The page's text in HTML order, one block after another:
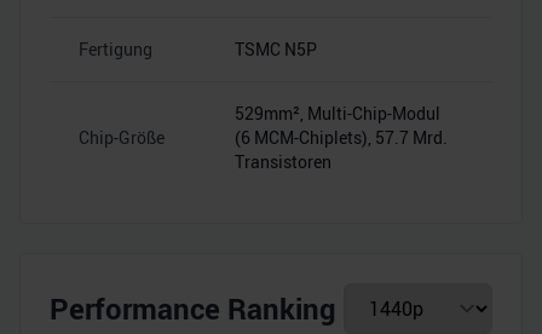
Fertigung TSMC N5P
Chip-Größe
529mm², Multi-Chip-Modul
(6 MCM-Chiplets), 57.7 Mrd.
Transistoren
Performance Ranking